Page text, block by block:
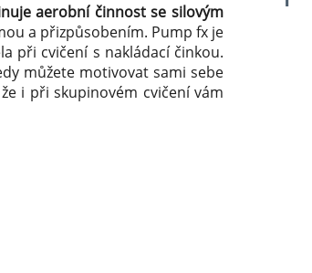
aerobní činnost se silovým
a přizpůsobením. Pump fx je
při cvičení s nakládací činkou.
můžete motivovat sami sebe
i při skupinovém cvičení vám